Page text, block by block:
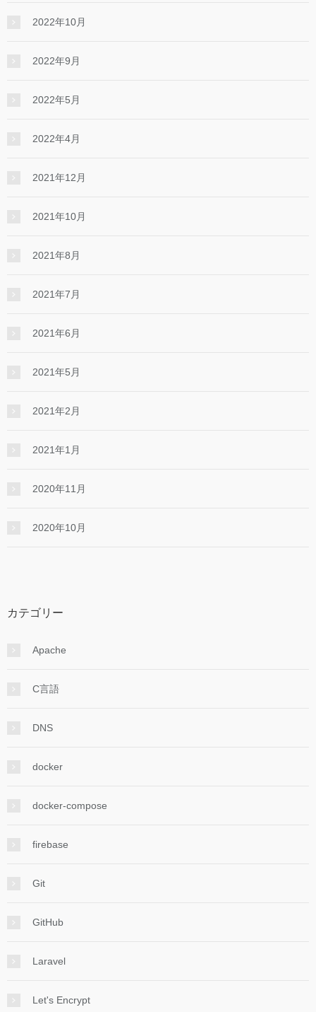
2022年10月
2022年9月
2022年5月
2022年4月
2021年12月
2021年10月
2021年8月
2021年7月
2021年6月
2021年5月
2021年2月
2021年1月
2020年11月
2020年10月
カテゴリー
Apache
C言語
DNS
docker
docker-compose
firebase
Git
GitHub
Laravel
Let's Encrypt